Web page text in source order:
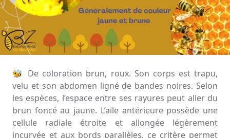
🐝 De coloration brun, roux. Son corps est trapu,
velu et son abdomen ligné de bandes noires. Selon
les espèces, l’espace entre ses rayures peut aller du
brun foncé au jaune. L’aile antérieure possède une
cellule radiale étroite et allongée légèrement
incurvée et aux bords parallèles, ce critère permet